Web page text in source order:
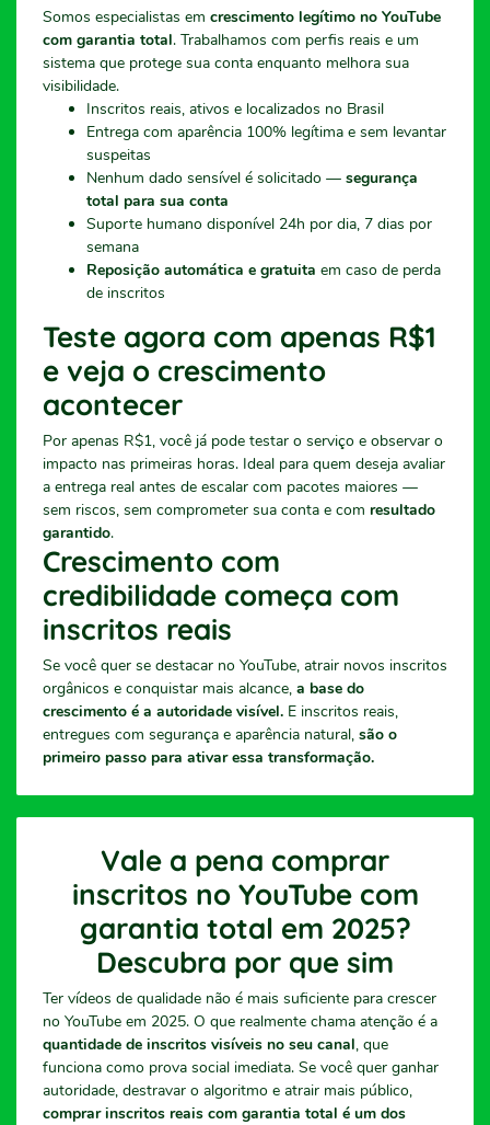
Somos especialistas em crescimento legítimo no YouTube
com garantia total. Trabalhamos com perfis reais e um
sistema que protege sua conta enquanto melhora sua
visibilidade.
Inscritos reais, ativos e localizados no Brasil
Entrega com aparência 100% legítima e sem levantar
suspeitas
Nenhum dado sensível é solicitado — segurança
total para sua conta
Suporte humano disponível 24h por dia, 7 dias por
semana
Reposição automática e gratuita em caso de perda
de inscritos
Teste agora com apenas R$1
e veja o crescimento
acontecer
Por apenas R$1, você já pode testar o serviço e observar o
impacto nas primeiras horas. Ideal para quem deseja avaliar
a entrega real antes de escalar com pacotes maiores —
sem riscos, sem comprometer sua conta e com resultado
garantido.
Crescimento com
credibilidade começa com
inscritos reais
Se você quer se destacar no YouTube, atrair novos inscritos
orgânicos e conquistar mais alcance, a base do
crescimento é a autoridade visível. E inscritos reais,
entregues com segurança e aparência natural, são o
primeiro passo para ativar essa transformação.
Vale a pena comprar
inscritos no YouTube com
garantia total em 2025?
Descubra por que sim
Ter vídeos de qualidade não é mais suficiente para crescer
no YouTube em 2025. O que realmente chama atenção é a
quantidade de inscritos visíveis no seu canal, que
funciona como prova social imediata. Se você quer ganhar
autoridade, destravar o algoritmo e atrair mais público,
comprar inscritos reais com garantia total é um dos